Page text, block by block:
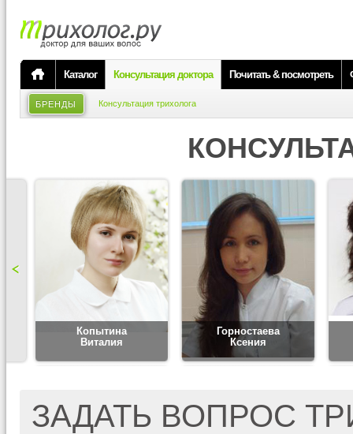
Каталог Консультация доктора Почитать & посмотреть
БРЕНДЫ Консультация трихолога
Копытина
Виталия
Горностаева
Ксения
ЗАДАТЬ ВОПРОС